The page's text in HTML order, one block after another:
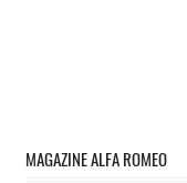
MAGAZINE ALFA ROMEO